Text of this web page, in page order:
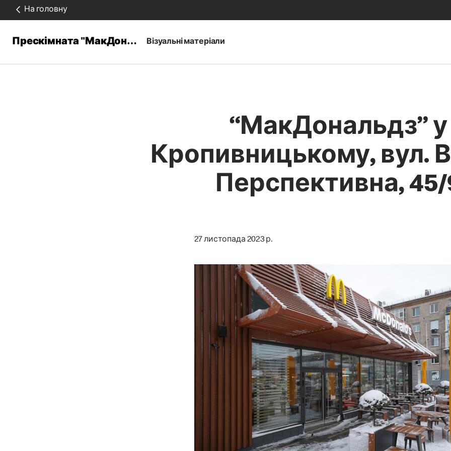
На головну
Прескімната "МакДональдз" Візуальні матеріали
“МакДональдз” у
Кропивницькому, вул.
Перспективна,
27 листопада 2023 р.